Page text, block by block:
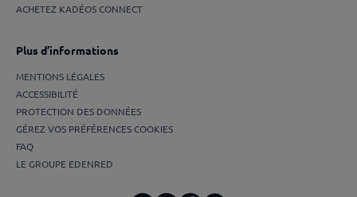
ACHETEZ KADÉOS CONNECT
Plus d’informations
MENTIONS LÉGALES
ACCESSIBILITÉ
PROTECTION DES DONNÉES
GÉREZ VOS PRÉFÉRENCES COOKIES
FAQ
LE GROUPE EDENRED